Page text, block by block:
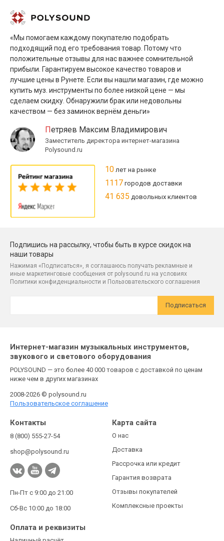
«Мы помогаем каждому покупателю подобрать
подходящий под его требования товар. Потому что
положительные отзывы для нас важнее сомнительной
прибыли. Гарантируем высокое качество товаров и
лучшие цены в Рунете. Если вы нашли магазин, где можно
купить муз. инструменты по более низкой цене — мы
сделаем скидку. Обнаружили брак или недовольны
качеством — без заминок вернём деньги»
Петряев Максим Владимирович
Заместитель директора интернет-магазина
Polysound.ru
10 лет на рынке
1117 городов доставки
41 635 довольных клиентов
Подпишись на рассылку, чтобы быть в курсе скидок на
наши товары
Нажимая «Подписаться», я соглашаюсь получать рекламные и
иные маркетинговые сообщения от polysound.ru на условиях
Политики конфиденциальности и Пользовательского соглашения
Подписаться
Интернет-магазин музыкальных инструментов,
звукового и светового оборудования
POLYSOUND — это более 40 000 товаров с доставкой по ценам
ниже чем в других магазинах
2008-2026 © polysound.ru
Пользовательское соглашение
Контакты
8 (800) 555-27-54
shop@polysound.ru
Пн-Пт с 9:00 до 21:00
Сб-Вс 10:00 до 18:00
Карта сайта
О нас
Доставка
Рассрочка или кредит
Гарантия возврата
Отзывы покупателей
Комплексные проекты
Оплата и реквизиты